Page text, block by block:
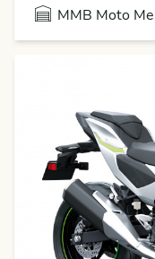
MMB Moto